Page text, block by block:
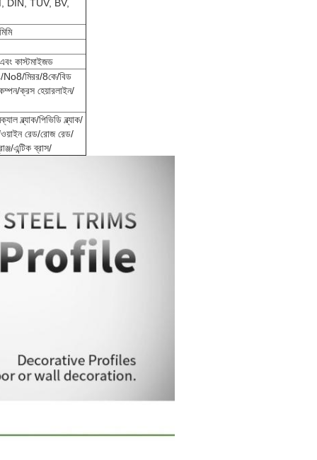
DIN, TUV, BV,
কাস্টমাইজড
মিরর/8কে/বিড
ক্রস হেয়ারলাইন/
ব্ল্যাক/পিভিডি ব্ল্যাক/
ওয়াইন রেড/রোজ রেড/
এন্টিক ব্রাস/